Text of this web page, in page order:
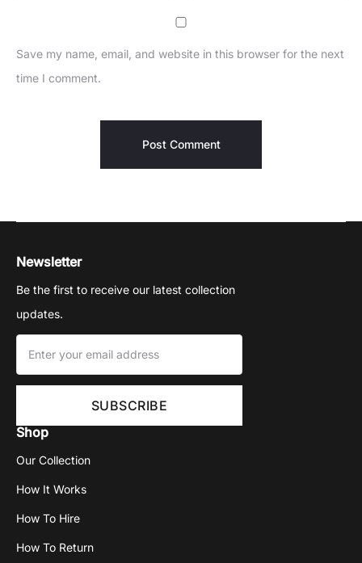
Save my name, email, and website in this browser for the next
time I comment.
Newsletter
Be the first to receive our latest collection
updates.
Shop
Our Collection
How It Works
How To Hire
How To Return